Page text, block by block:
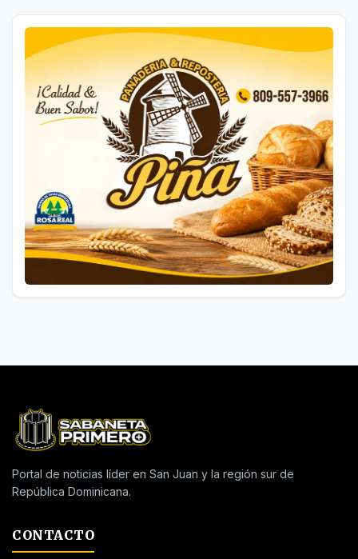
Portal de noticias líder en San Juan y la región sur de
República Dominicana.
CONTACTO